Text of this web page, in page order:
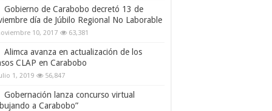
Gobierno de Carabobo decretó 13 de
día de Júbilo Regional No Laborable
10, 2017 63,381
Alimca avanza en actualización de los
CLAP en Carabobo
1, 2019 56,847
Gobernación lanza concurso virtual
a Carabobo”